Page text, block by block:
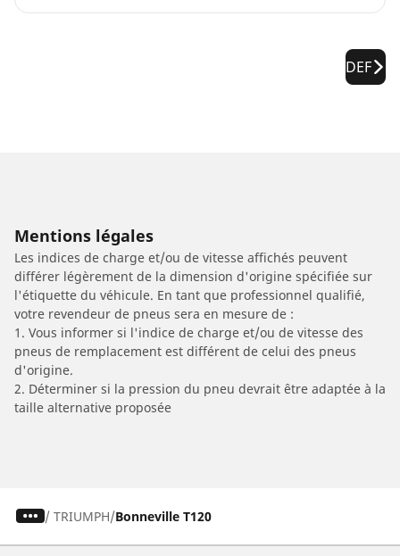
DEF
Mentions légales
Les indices de charge et/ou de vitesse affichés peuvent
différer légèrement de la dimension d'origine spécifiée sur
l'étiquette du véhicule. En tant que professionnel qualifié,
votre revendeur de pneus sera en mesure de :
1. Vous informer si l'indice de charge et/ou de vitesse des
pneus de remplacement est différent de celui des pneus
d'origine.
2. Déterminer si la pression du pneu devrait être adaptée à la
taille alternative proposée
/ TRIUMPH Bonneville T120